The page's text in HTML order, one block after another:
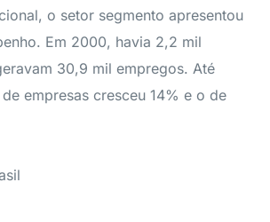
o setor segmento apresentou
Em 2000, havia 2,2 mil
30,9 mil empregos. Até
empresas cresceu 14% e o de